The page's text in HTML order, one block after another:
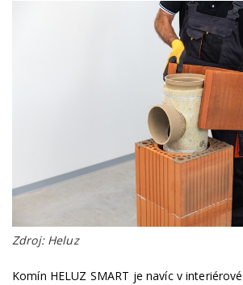
Zdroj: Heluz
Komín HELUZ SMART je navíc v